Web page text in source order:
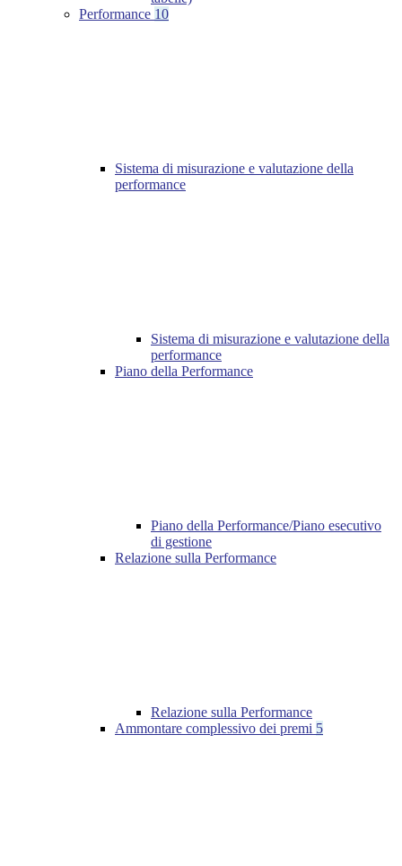
Performance 10
Sistema di misurazione e valutazione della
performance
Sistema di misurazione e valutazione della
performance
Piano della Performance
Piano della Performance/Piano esecutivo
di gestione
Relazione sulla Performance
Relazione sulla Performance
Ammontare complessivo dei premi 5